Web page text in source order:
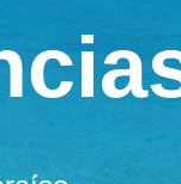
de Viajes
Español